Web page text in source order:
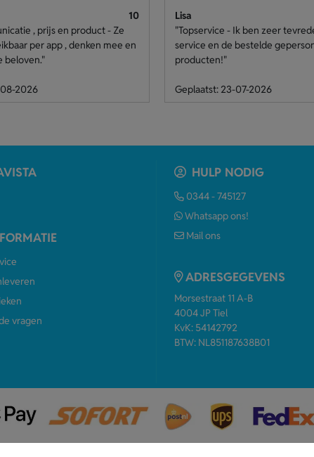
10
, prijs en product - Ze
per app , denken mee en
beloven."
2026
Lisa
"Topservice - Ik ben zeer
service en de bestelde
producten!"
Geplaatst: 23-07-2026
vragen
HULP NODIG
0344 - 745127
Whatsapp ons!
Mail ons
ADRESGEGEVENS
Morsestraat 11 A-B
4004 JP Tiel
KvK: 54142792
BTW: NL851187638B01